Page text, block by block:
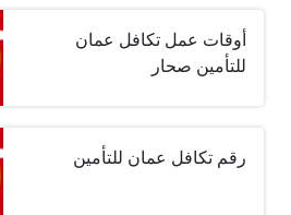
أوقات عمل تكافل عمان
للتأمين صحار
رقم تكافل عمان للتأمين